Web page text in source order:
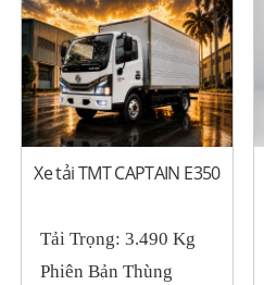
Xe tải TMT CAPTAIN E350
Tải Trọng: 3.490 Kg
Phiên Bản Thùng